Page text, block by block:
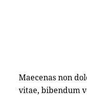
Maecenas non
vitae, bibendum